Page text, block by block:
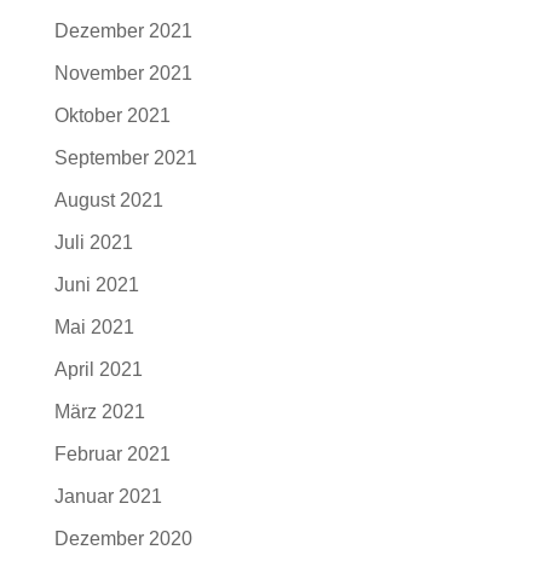
Dezember 2021
November 2021
Oktober 2021
September 2021
August 2021
Juli 2021
Juni 2021
Mai 2021
April 2021
März 2021
Februar 2021
Januar 2021
Dezember 2020